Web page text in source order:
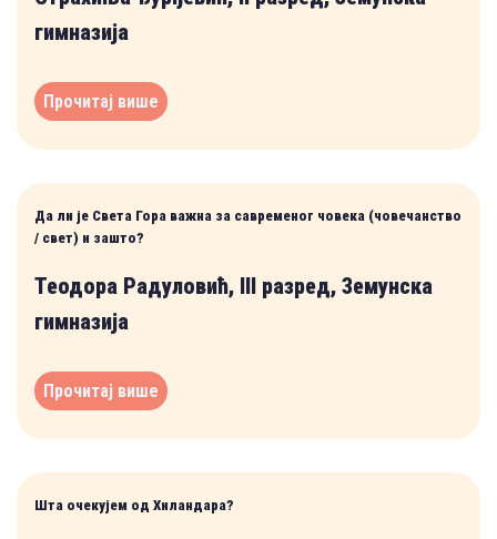
гимназија
Прочитај више
Да ли је Света Гора важна за савременог човека (човечанство
/ свет) и зашто?
Теодора Радуловић, III разред, Земунска
гимназија
Прочитај више
Шта очекујем од Хиландара?